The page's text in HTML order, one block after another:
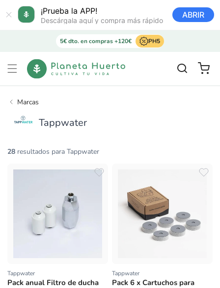
¡Prueba la APP!
Descárgala aquí y compra más rápido
ABRIR
directamente
al contenido
5€ dto. en compras +120€ PH5
Carrito
Marcas
Tappwater
28 resultados para Tappwater
Proveedor:
Tappwater
Pack anual Filtro de ducha
Proveedor:
Tappwater
Pack 6 x Cartuchos para